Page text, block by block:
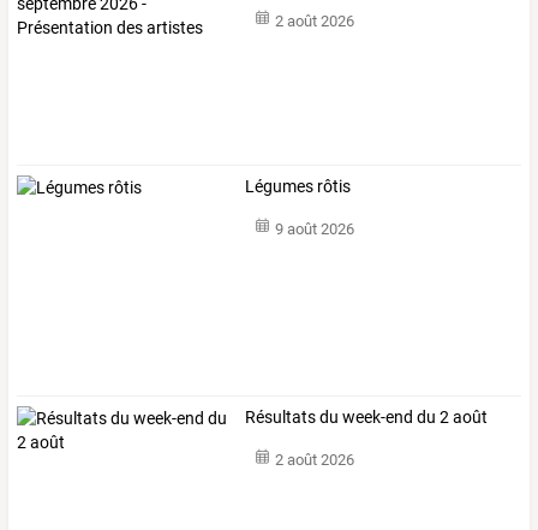
2 août 2026
Légumes rôtis
9 août 2026
Résultats du week-end du 2 août
2 août 2026